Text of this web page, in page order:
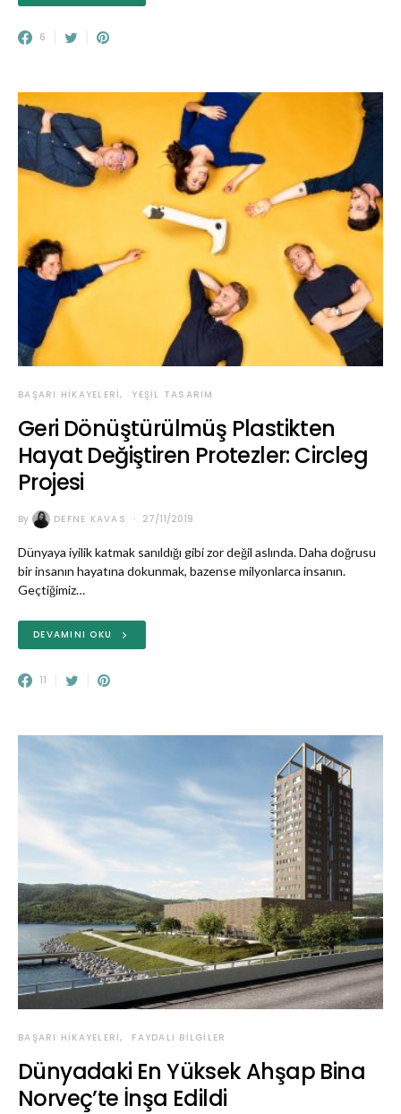
6
BAŞARI HIKAYELERI YEŞIL TASARIM
Geri Dönüştürülmüş Plastikten
Hayat Değiştiren Protezler: Circleg
Projesi
By DEFNE KAVAS 27/11/2019
Dünyaya iyilik katmak sanıldığı gibi zor değil aslında. Daha doğrusu
bir insanın hayatına dokunmak, bazense milyonlarca insanın.
Geçtiğimiz…
DEVAMINI OKU
11
BAŞARI HIKAYELERI FAYDALI BILGILER
Dünyadaki En Yüksek Ahşap Bina
Norveç’te İnşa Edildi